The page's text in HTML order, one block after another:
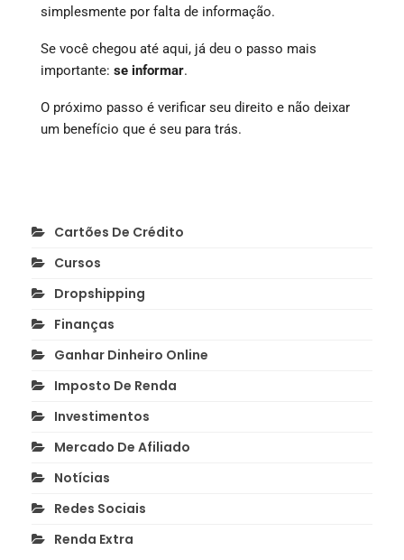
simplesmente por falta de informação.
Se você chegou até aqui, já deu o passo mais
importante: se informar.
O próximo passo é verificar seu direito e não deixar
um benefício que é seu para trás.
Cartões De Crédito
Cursos
Dropshipping
Finanças
Ganhar Dinheiro Online
Imposto De Renda
Investimentos
Mercado De Afiliado
Notícias
Redes Sociais
Renda Extra